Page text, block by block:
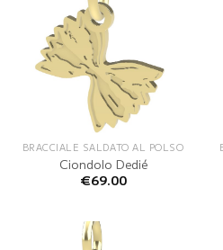
BRACCIALE SALDATO AL POLSO
Ciondolo Dedié
€69.00